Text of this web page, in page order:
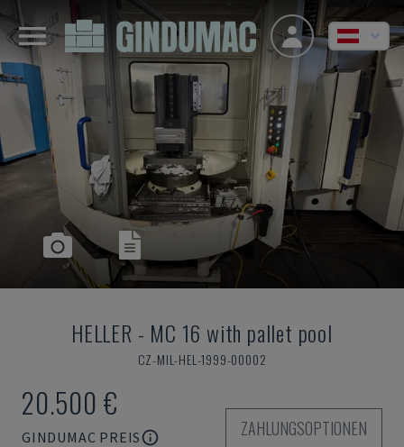
HELLER - MC 16 with pallet pool
CZ-MIL-HEL-1999-00002
20.500 €
GINDUMAC PREIS
ZAHLUNGSOPTIONEN